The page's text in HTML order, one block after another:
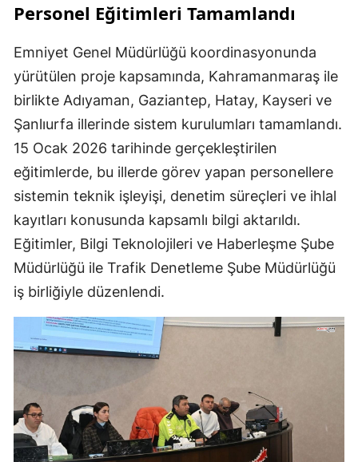
Personel Eğitimleri Tamamlandı
Emniyet Genel Müdürlüğü koordinasyonunda
yürütülen proje kapsamında, Kahramanmaraş ile
birlikte Adıyaman, Gaziantep, Hatay, Kayseri ve
Şanlıurfa illerinde sistem kurulumları tamamlandı.
15 Ocak 2026 tarihinde gerçekleştirilen
eğitimlerde, bu illerde görev yapan personellere
sistemin teknik işleyişi, denetim süreçleri ve ihlal
kayıtları konusunda kapsamlı bilgi aktarıldı.
Eğitimler, Bilgi Teknolojileri ve Haberleşme Şube
Müdürlüğü ile Trafik Denetleme Şube Müdürlüğü
iş birliğiyle düzenlendi.